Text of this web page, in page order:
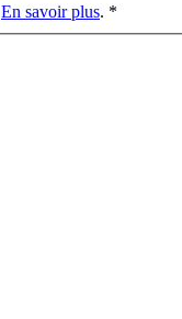
En savoir plus. *